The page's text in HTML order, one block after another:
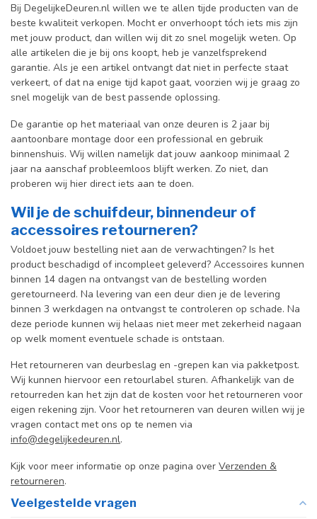
Bij DegelijkeDeuren.nl willen we te allen tijde producten van de
beste kwaliteit verkopen. Mocht er onverhoopt tóch iets mis zijn
met jouw product, dan willen wij dit zo snel mogelijk weten. Op
alle artikelen die je bij ons koopt, heb je vanzelfsprekend
garantie. Als je een artikel ontvangt dat niet in perfecte staat
verkeert, of dat na enige tijd kapot gaat, voorzien wij je graag zo
snel mogelijk van de best passende oplossing.
De garantie op het materiaal van onze deuren is 2 jaar bij
aantoonbare montage door een professional en gebruik
binnenshuis. Wij willen namelijk dat jouw aankoop minimaal 2
jaar na aanschaf probleemloos blijft werken. Zo niet, dan
proberen wij hier direct iets aan te doen.
Wil je de schuifdeur, binnendeur of
accessoires retourneren?
Voldoet jouw bestelling niet aan de verwachtingen? Is het
product beschadigd of incompleet geleverd? Accessoires kunnen
binnen 14 dagen na ontvangst van de bestelling worden
geretourneerd. Na levering van een deur dien je de levering
binnen 3 werkdagen na ontvangst te controleren op schade. Na
deze periode kunnen wij helaas niet meer met zekerheid nagaan
op welk moment eventuele schade is ontstaan.
Het retourneren van deurbeslag en -grepen kan via pakketpost.
Wij kunnen hiervoor een retourlabel sturen. Afhankelijk van de
retourreden kan het zijn dat de kosten voor het retourneren voor
eigen rekening zijn. Voor het retourneren van deuren willen wij je
vragen contact met ons op te nemen via
info@degelijkedeuren.nl.
Kijk voor meer informatie op onze pagina over Verzenden &
retourneren.
Veelgestelde vragen